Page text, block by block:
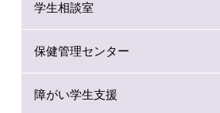
学生相談室
保健管理センター
障がい学生支援